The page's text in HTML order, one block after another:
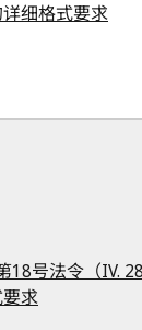
细格式要求
18号法令（IV.
求